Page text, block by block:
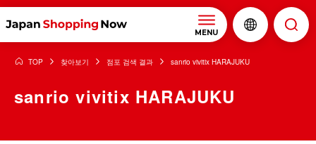
MENU
TOP 찾아보기 점포 검색 결과 sanrio vivitix HARAJUKU
sanrio vivitix HARAJUKU